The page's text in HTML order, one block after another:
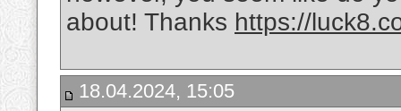
about! Thanks https://
18.04.2024, 15:05